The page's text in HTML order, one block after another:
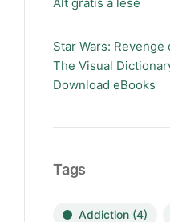
Star Wars: Revenge
The Visual Dictionary
Download eBooks
Tags
Addiction (4)